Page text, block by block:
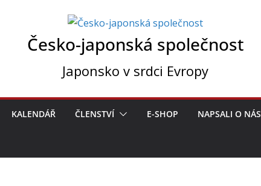
Česko-japonská společnost
Japonsko v srdci Evropy
KALENDÁŘ ČLENSTVÍ E-SHOP NAPSALI O NÁS